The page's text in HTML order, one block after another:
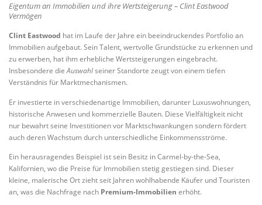
Eigentum an Immobilien und ihre Wertsteigerung – Clint Eastwood
Vermögen
Clint Eastwood hat im Laufe der Jahre ein beeindruckendes Portfolio an
Immobilien aufgebaut. Sein Talent, wertvolle Grundstücke zu erkennen und
zu erwerben, hat ihm erhebliche Wertsteigerungen eingebracht.
Insbesondere dieAuswahlseiner Standorte zeugt von einem tiefen
Verständnis für Marktmechanismen.
Er investierte in verschiedenartige Immobilien, darunter Luxuswohnungen,
historische Anwesen und kommerzielle Bauten. Diese Vielfältigkeit nicht
nur bewahrt seine Investitionen vor Marktschwankungen sondern fördert
auch deren Wachstum durch unterschiedliche Einkommensströme.
Ein herausragendes Beispiel ist sein Besitz in Carmel-by-the-Sea,
Kalifornien, wo die Preise für Immobilien stetig gestiegen sind. Dieser
kleine, malerische Ort zieht seit Jahren wohlhabende Käufer und Touristen
an, was die Nachfrage nach Premium-Immobilien erhöht.